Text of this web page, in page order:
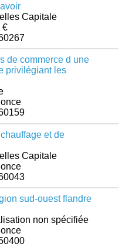
Capitale
€
de commerce d une
privilégiant les
et de
Capitale
sud-ouest flandre
non spécifiée